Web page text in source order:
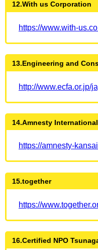
12.With us Corporation
https://www.with-
13.Engineering and
http://www.ecfa.or.jp/
14.Amnesty
https://amnesty-
15.together
https://
16.Certified NPO